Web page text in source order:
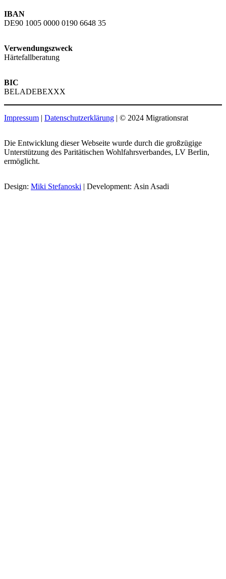
IBAN
DE90 1005 0000 0190 6648 35
Verwendungszweck
Härtefallberatung
BIC
BELADEBEXXX
Impressum | Datenschutzerklärung | © 2024 Migrationsrat
Die Entwicklung dieser Webseite wurde durch die großzügige
Unterstützung des Paritätischen Wohlfahrsverbandes, LV Berlin,
ermöglicht.
Design: Miki Stefanoski | Development: Asin Asadi